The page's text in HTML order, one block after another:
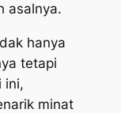
asalnya.
hanya
tetapi
ini,
minat